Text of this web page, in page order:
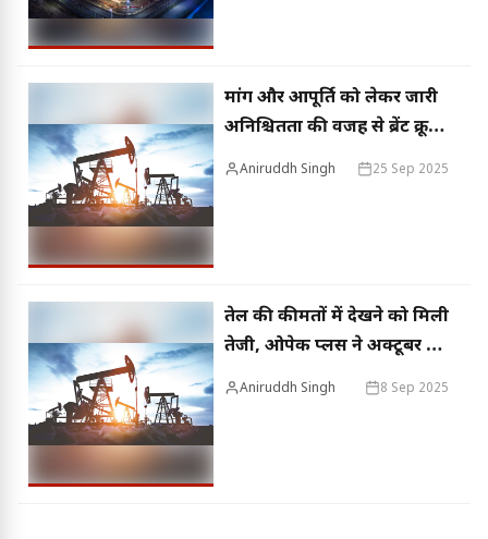
मांग और आपूर्ति को लेकर जारी
अनिश्चितता की वजह से ब्रेंट क्रूड
26 सेंट और डब्ल्यूटीआई क्रूड 27
Aniruddh Singh 25 Sep 2025
तेल की कीमतों में देखने को मिली
तेजी, ओपेक प्लस ने अक्टूबर से
उत्पादन बढ़ाने का फैसला किया
Aniruddh Singh 8 Sep 2025